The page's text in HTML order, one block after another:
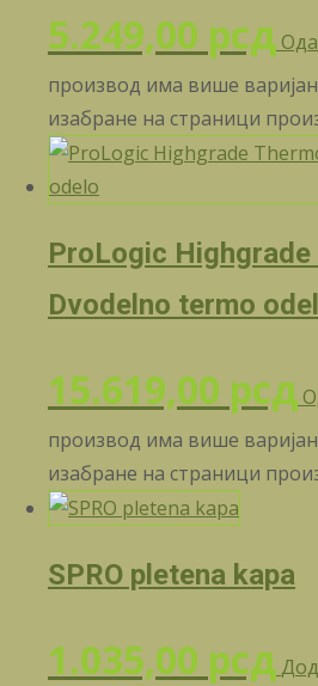
5.249,00 рсд
производ има више
изабране на страници
ProLogic
Dvodelno termo
15.619,00 рсд
производ има више
изабране на страници
SPRO pletena kapa
1.035,00 рсд